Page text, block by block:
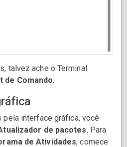
talvez ache o Terminal
de Comando.
pela interface gráfica, você
de pacotes. Para
de Atividades, comece